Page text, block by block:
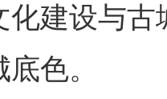
化建设与
色。